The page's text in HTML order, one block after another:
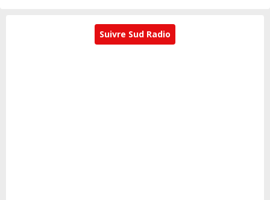
Suivre Sud Radio